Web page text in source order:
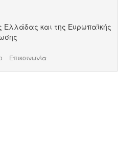
Ελλάδας και της Ευρωπαϊκής
Επικοινωνία